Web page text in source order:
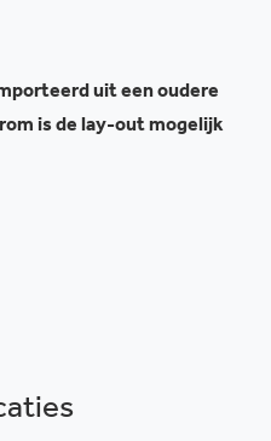
uit een oudere
is de lay-out mogelijk